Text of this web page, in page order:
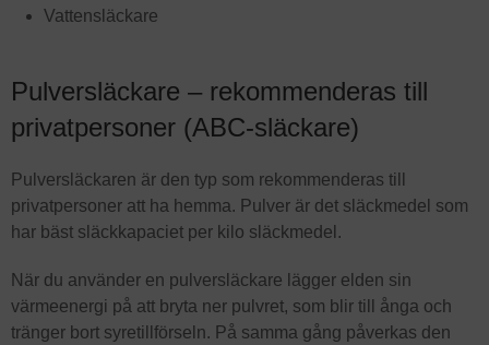
Vattensläckare
Pulversläckare – rekommenderas till
privatpersoner (ABC-släckare)
Pulversläckaren är den typ som rekommenderas till
privatpersoner att ha hemma. Pulver är det släckmedel som
har bäst släckkapaciet per kilo släckmedel.
När du använder en pulversläckare lägger elden sin
värmeenergi på att bryta ner pulvret, som blir till ånga och
tränger bort syretillförseln. På samma gång påverkas den